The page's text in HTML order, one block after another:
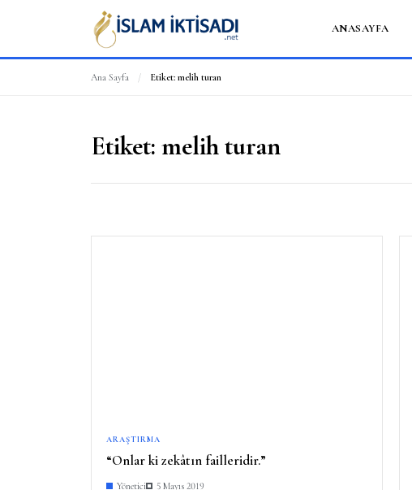
ANASAYFA
Ana Sayfa / Etiket: melih turan
Etiket: melih turan
ARAŞTIRMA
“Onlar ki zekâtın failleridir.”
Yönetici 5 Mayıs 2019